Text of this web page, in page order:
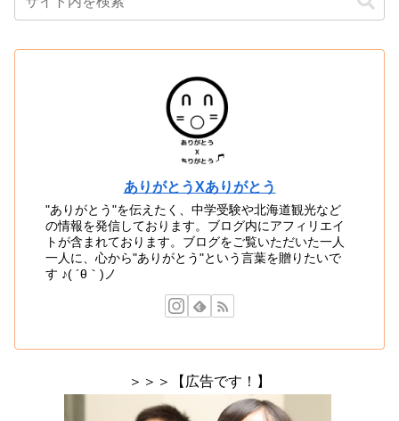
ありがとうXありがとう
"ありがとう"を伝えたく、中学受験や北海道観光など
の情報を発信しております。ブログ内にアフィリエイ
トが含まれております。ブログをご覧いただいた一人
一人に、心から"ありがとう"という言葉を贈りたいで
す ♪( ´θ｀)ノ
＞＞＞【広告です！】